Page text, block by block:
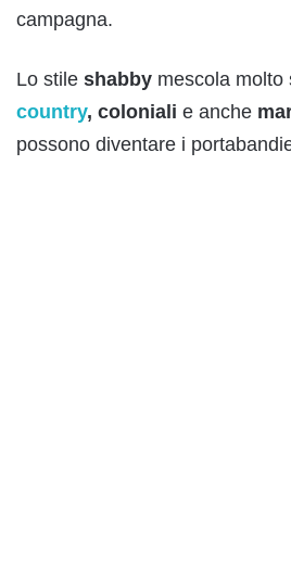
campagna.
Lo stile shabby mescola molto
country, coloniali e anche
possono diventare i